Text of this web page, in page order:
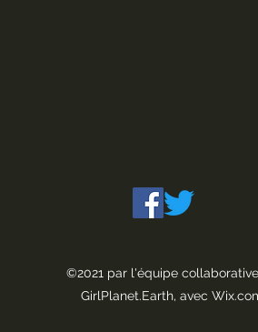
©2021 par l'équipe
GirlPlanet.Earth, avec